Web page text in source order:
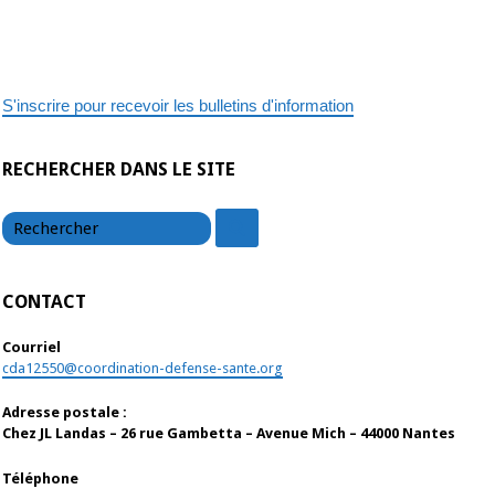
S'inscrire pour recevoir les bulletins d'information
RECHERCHER DANS LE SITE
CONTACT
Courriel
cda12550@coordination-defense-sante.org
Adresse postale :
Chez JL Landas – 26 rue Gambetta – Avenue Mich – 44000 Nantes
Téléphone